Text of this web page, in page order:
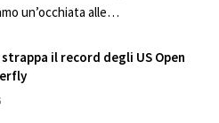
un’occhiata alle…
il record degli US Open